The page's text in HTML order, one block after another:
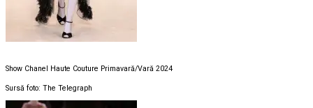
Show Chanel Haute Couture Primavară/Vară 2024
Sursă foto: The Telegraph